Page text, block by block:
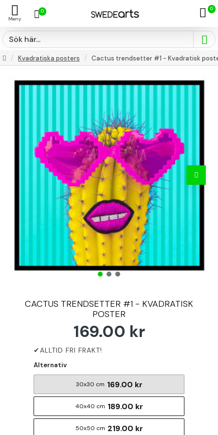
0 0
Kvadratiska posters Cactus trendsetter #1 - Kvadratisk
CACTUS TRENDSETTER #1 - KVADRATISK
POSTER
169.00 kr
Alternativ
30x30 cm 169.00 kr
40x40 cm 189.00 kr
50x50 cm 219.00 kr